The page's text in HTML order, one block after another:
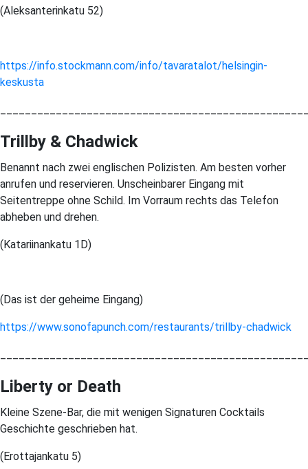
(Aleksanterinkatu 52)
https://info.stockmann.com/info/tavaratalot/helsingin-
keskusta
Trillby & Chadwick
Benannt nach zwei englischen Polizisten. Am besten vorher
anrufen und reservieren. Unscheinbarer Eingang mit
Seitentreppe ohne Schild. Im Vorraum rechts das Telefon
abheben und drehen.
(Katariinankatu 1D)
(Das ist der geheime Eingang)
https://www.sonofapunch.com/restaurants/trillby-chadwick
Liberty or Death
Kleine Szene-Bar, die mit wenigen Signaturen Cocktails
Geschichte geschrieben hat.
(Erottajankatu 5)